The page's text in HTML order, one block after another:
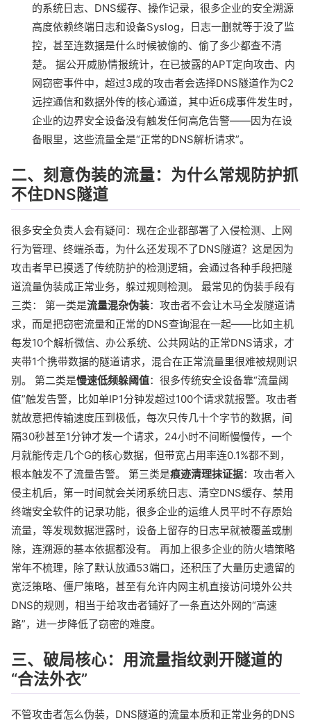
的系统日志、DNS缓存、操作记录，很多企业的安全溯源
高度依赖终端日志和设备Syslog，日志一删就等于没了监
控，甚至连数据是什么时候被偷的、偷了多少都查不清
楚。 据公开威胁情报统计，在已披露的APT定向攻击、内
网窃密事件中，超过3成的攻击者会选择DNS隧道作为C2
远控通信和数据外传的核心通道，其中近6成事件发生时，
企业的边界安全设备没有触发任何高危告警——因为在设
备眼里，这些流量全是“正常的DNS解析请求”。
二、刻意伪装的流量：为什么常规防护抓
不住DNS隧道
很多安全负责人会有疑问：现在企业都部署了入侵检测、上网
行为管理、终端杀毒，为什么还发现不了DNS隧道？这是因为
攻击者早已摸透了传统防护的检测逻辑，会通过各种手段把隧
道流量伪装成正常业务，躲过规则检测。 最常见的伪装手段有
三类： 第一类是流量混杂伪装：攻击者不会让木马全发隧道请
求，而是把窃密流量和正常的DNS查询混在一起——比如主机
每发10个解析微信、办公系统、公共网站的正常DNS请求，才
夹带1个携带数据的隧道请求，混合在正常流量里很难被规则识
别。 第二类是慢速低频躲阈值：很多传统安全设备靠“流量阈
值”触发告警，比如单IP1分钟发超过100个请求就报警。攻击者
就故意把传输速度压到极低，每次只传几十个字节的数据，间
隔30秒甚至1分钟才发一个请求，24小时不间断慢慢传，一个
月就能传走几个G的核心数据，但带宽占用率连0.1%都不到，
根本触发不了流量告警。 第三类是痕迹清理抹证据：攻击者入
侵主机后，第一时间就会关闭系统日志、清空DNS缓存、禁用
终端安全软件的记录功能，很多企业的运维人员平时不存原始
流量，等发现数据泄露时，设备上留存的日志早就被覆盖或删
除，连溯源的基本依据都没有。 再加上很多企业的防火墙策略
常年不梳理，除了默认放通53端口，还积压了大量历史遗留的
宽泛策略、僵尸策略，甚至有允许内网主机直接访问境外公共
DNS的规则，相当于给攻击者铺好了一条直达外网的“高速
路”，进一步降低了窃密的难度。
三、破局核心：用流量指纹剥开隧道的
“合法外衣”
不管攻击者怎么伪装，DNS隧道的流量本质和正常业务的DNS